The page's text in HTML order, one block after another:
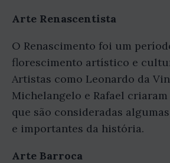
Arte Renascentista
O Renascimento foi um
florescimento artístico e
Artistas como Leonardo da
Michelangelo e Rafael
que são consideradas
e importantes da história.
Arte Barroca